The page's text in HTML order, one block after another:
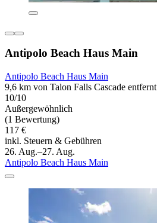
Antipolo Beach Haus Main
Antipolo Beach Haus Main
9,6 km von Talon Falls Cascade entfernt
10/10
Außergewöhnlich
(1 Bewertung)
117 €
inkl. Steuern & Gebühren
26. Aug.–27. Aug.
Antipolo Beach Haus Main